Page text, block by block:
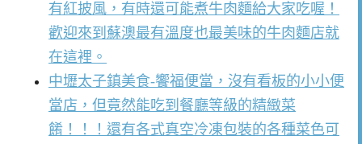
有紅披風，有時還可能煮牛肉麵給大家吃喔！
歡迎來到蘇澳最有溫度也最美味的牛肉麵店就
在這裡。
中壢太子鎮美食-饗福便當，沒有看板的小小便
當店，但竟然能吃到餐廳等級的精緻菜
餚！！！還有各式真空冷凍包裝的各種菜色可